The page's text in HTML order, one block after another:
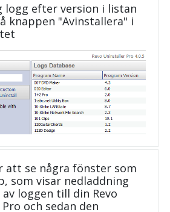
logg efter version i listan
knappen "Avinstallera" i
att se några fönster som
som visar nedladdning
loggen till din Revo
och sedan den